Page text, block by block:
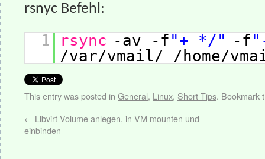
rsnyc Befehl:
1 rsync -av -f "+ */" -f
/var/vmail/ /home/
This entry was posted in General, Linux, Short Tips. Bookmark
← Libvirt Volume anlegen, in VM mounten und
einbinden